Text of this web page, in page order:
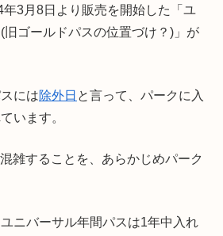
3月8日より販売を開始した「ユ
旧ゴールドパスの位置づけ？)」が
には除外日 と言って、パークに入
います。
雑することを、あらかじめパーク
ニバーサル年間パスは1年中入れ